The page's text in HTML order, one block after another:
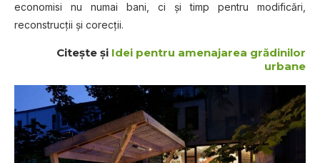
economisi nu numai bani, ci şi timp pentru modificări,
reconstrucţii şi corecţii.
Citeşte şi Idei pentru amenajarea grădinilor
urbane